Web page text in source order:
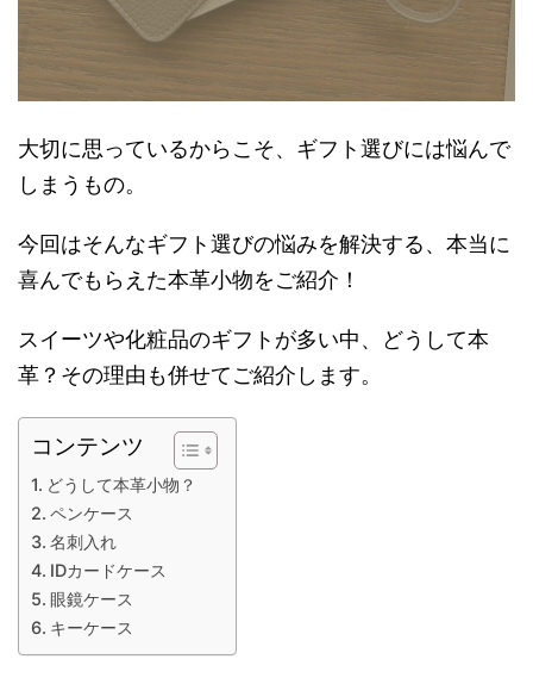
大切に思っているからこそ、ギフト選びには悩んで
しまうもの。
今回はそんなギフト選びの悩みを解決する、本当に
喜んでもらえた本革小物をご紹介！
スイーツや化粧品のギフトが多い中、どうして本
革？その理由も併せてご紹介します。
コンテンツ
どうして本革小物？
ペンケース
名刺入れ
IDカードケース
眼鏡ケース
キーケース